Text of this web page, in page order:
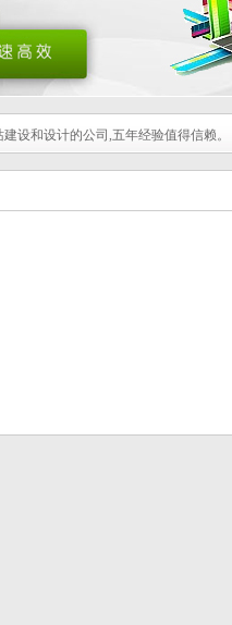
设和设计的公司,五年经验值得信赖。